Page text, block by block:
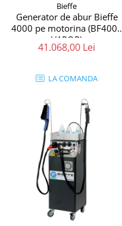
Bieffe
Generator de abur Bieffe
4000 pe motorina (BF4000
VAPOR)
41.068,00 Lei
LA COMANDA